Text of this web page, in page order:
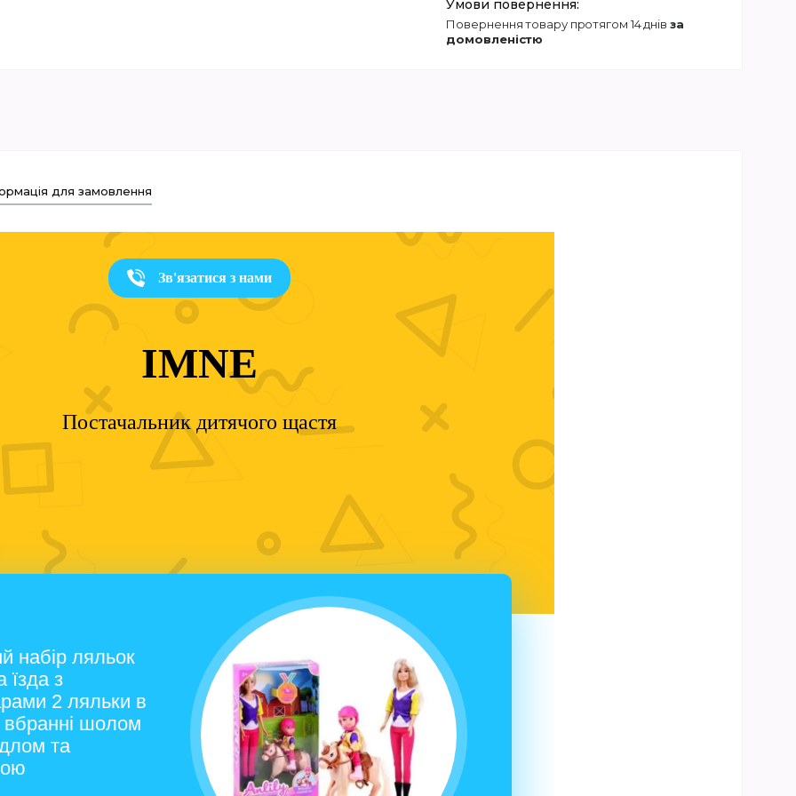
повернення товару протягом 14 днів за
домовленістю
для замовлення
Зв'язатися з нами
IMNE
Постачальник дитячого щастя
набір ляльок
їзда з
2 ляльки в
вбранні шолом
та